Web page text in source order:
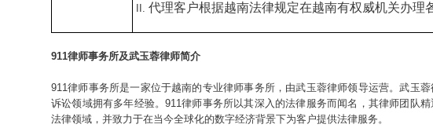
代理客户根据越南法律规定在越南有权威机关办理
911律师事务所及武玉蓉律师简介
911律师事务所是一家位于越南的专业律师事务所，由武玉蓉律师领导运营。武玉
诉讼领域拥有多年经验。911律师事务所以其深入的法律服务而闻名，其律师团队
法律领域，并致力于在当今全球化的数字经济背景下为客户提供法律服务。